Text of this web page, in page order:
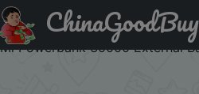
Купити на розпродажі
Power Bank 3 3 USB Type C
Mi Powerbank 30000 External
ChinaGoodBuy